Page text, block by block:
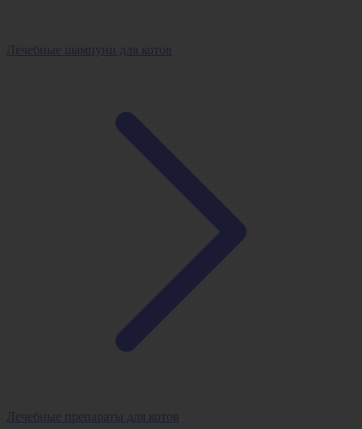
Лечебные шампуни для котов
Лечебные препараты для котов